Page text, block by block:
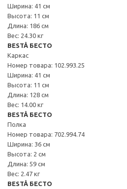
Ширина: 41 см
Высота: 11 см
Длина: 186 см
Вес: 24.30 кг
BESTÅ БЕСТО
Каркас
Номер товара: 102.993.25
Ширина: 41 см
Высота: 11 см
Длина: 128 см
Вес: 14.00 кг
BESTÅ БЕСТО
Полка
Номер товара: 702.994.74
Ширина: 36 см
Высота: 2 см
Длина: 59 см
Вес: 2.47 кг
BESTÅ БЕСТО